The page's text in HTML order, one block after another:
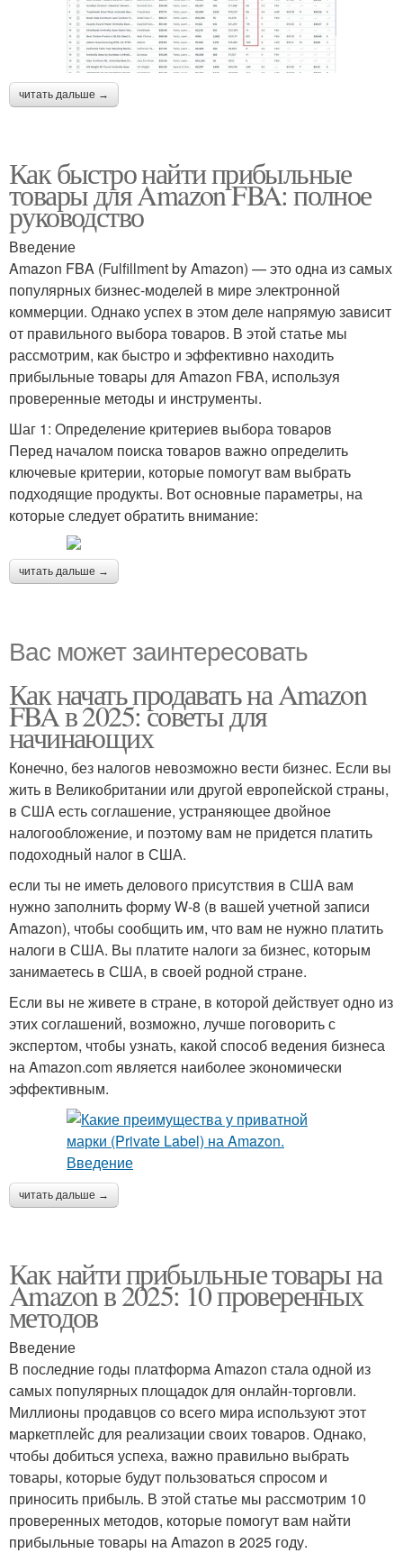
читать дальше →
Как быстро найти прибыльные
товары для Amazon FBA: полное
руководство
Введение
Amazon FBA (Fulfillment by Amazon) — это одна из самых
популярных бизнес-моделей в мире электронной
коммерции. Однако успех в этом деле напрямую зависит
от правильного выбора товаров. В этой статье мы
рассмотрим, как быстро и эффективно находить
прибыльные товары для Amazon FBA, используя
проверенные методы и инструменты.
Шаг 1: Определение критериев выбора товаров
Перед началом поиска товаров важно определить
ключевые критерии, которые помогут вам выбрать
подходящие продукты. Вот основные параметры, на
которые следует обратить внимание:
читать дальше →
Вас может заинтересовать
Как начать продавать на Amazon
FBA в 2025: советы для
начинающих
Конечно, без налогов невозможно вести бизнес. Если вы
жить в Великобритании или другой европейской страны,
в США есть соглашение, устраняющее двойное
налогообложение, и поэтому вам не придется платить
подоходный налог в США.
если ты не иметь делового присутствия в США вам
нужно заполнить форму W-8 (в вашей учетной записи
Amazon), чтобы сообщить им, что вам не нужно платить
налоги в США. Вы платите налоги за бизнес, которым
занимаетесь в США, в своей родной стране.
Если вы не живете в стране, в которой действует одно из
этих соглашений, возможно, лучше поговорить с
экспертом, чтобы узнать, какой способ ведения бизнеса
на Amazon.com является наиболее экономически
эффективным.
читать дальше →
Как найти прибыльные товары на
Amazon в 2025: 10 проверенных
методов
Введение
В последние годы платформа Amazon стала одной из
самых популярных площадок для онлайн-торговли.
Миллионы продавцов со всего мира используют этот
маркетплейс для реализации своих товаров. Однако,
чтобы добиться успеха, важно правильно выбрать
товары, которые будут пользоваться спросом и
приносить прибыль. В этой статье мы рассмотрим 10
проверенных методов, которые помогут вам найти
прибыльные товары на Amazon в 2025 году.